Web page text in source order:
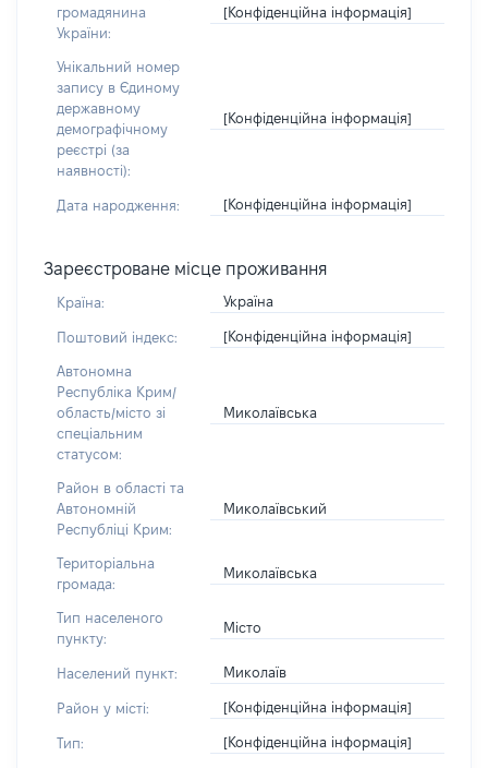
громадянина
України:
[Конфіденційна інформація]
Унікальний номер
запису в Єдиному
державному
демографічному
реєстрі (за
наявності):
[Конфіденційна інформація]
Дата народження: [Конфіденційна інформація]
Зареєстроване місце проживання
Країна: Україна
Поштовий індекс: [Конфіденційна інформація]
Автономна
Республіка Крим/
область/місто зі
спеціальним
статусом:
Миколаївська
Район в області та
Автономній
Республіці Крим:
Миколаївський
Територіальна
громада:
Миколаївська
Тип населеного
пункту:
Місто
Населений пункт: Миколаїв
Район у місті: [Конфіденційна інформація]
Тип: [Конфіденційна інформація]